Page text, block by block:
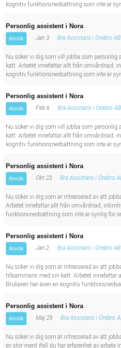
kognitiv funktionsnedsättning som inte är
Personlig assistent i Nora
Ansök Jan 3 Bra Assistans i Örebro AB
Nu söker vi dig som vill jobba som
katt. Arbetet innefattar allt från omvårdnad,
kognitiv funktionsnedsättning som inte är
Personlig assistent i Nora
Ansök Feb 6 Bra Assistans i Örebro AB
Nu söker vi dig som vill jobba som
katt. Arbetet innefattar allt från omvårdnad,
kognitiv funktionsnedsättning som inte är
Personlig assistent i Nora
Ansök Okt 23 Bra Assistans i Örebro
Nu söker vi dig som är intresserad av att
Arbetet innefattar allt från omvårdnad,
funktionsnedsättning som inte är synlig för
Personlig assistent i Nora
Ansök Jan 2 Bra Assistans i Örebro AB
Nu söker vi dig som är intresserad av att
tillsammans med sin katt. Arbetet innefattar
Brukaren har även en kognitiv
Personlig assistent i Nora
Ansök Maj 29 Bra Assistans i Örebro
Nu söker vi dig som är intresserad av att
en stor merit ifall du har erfarenhet av